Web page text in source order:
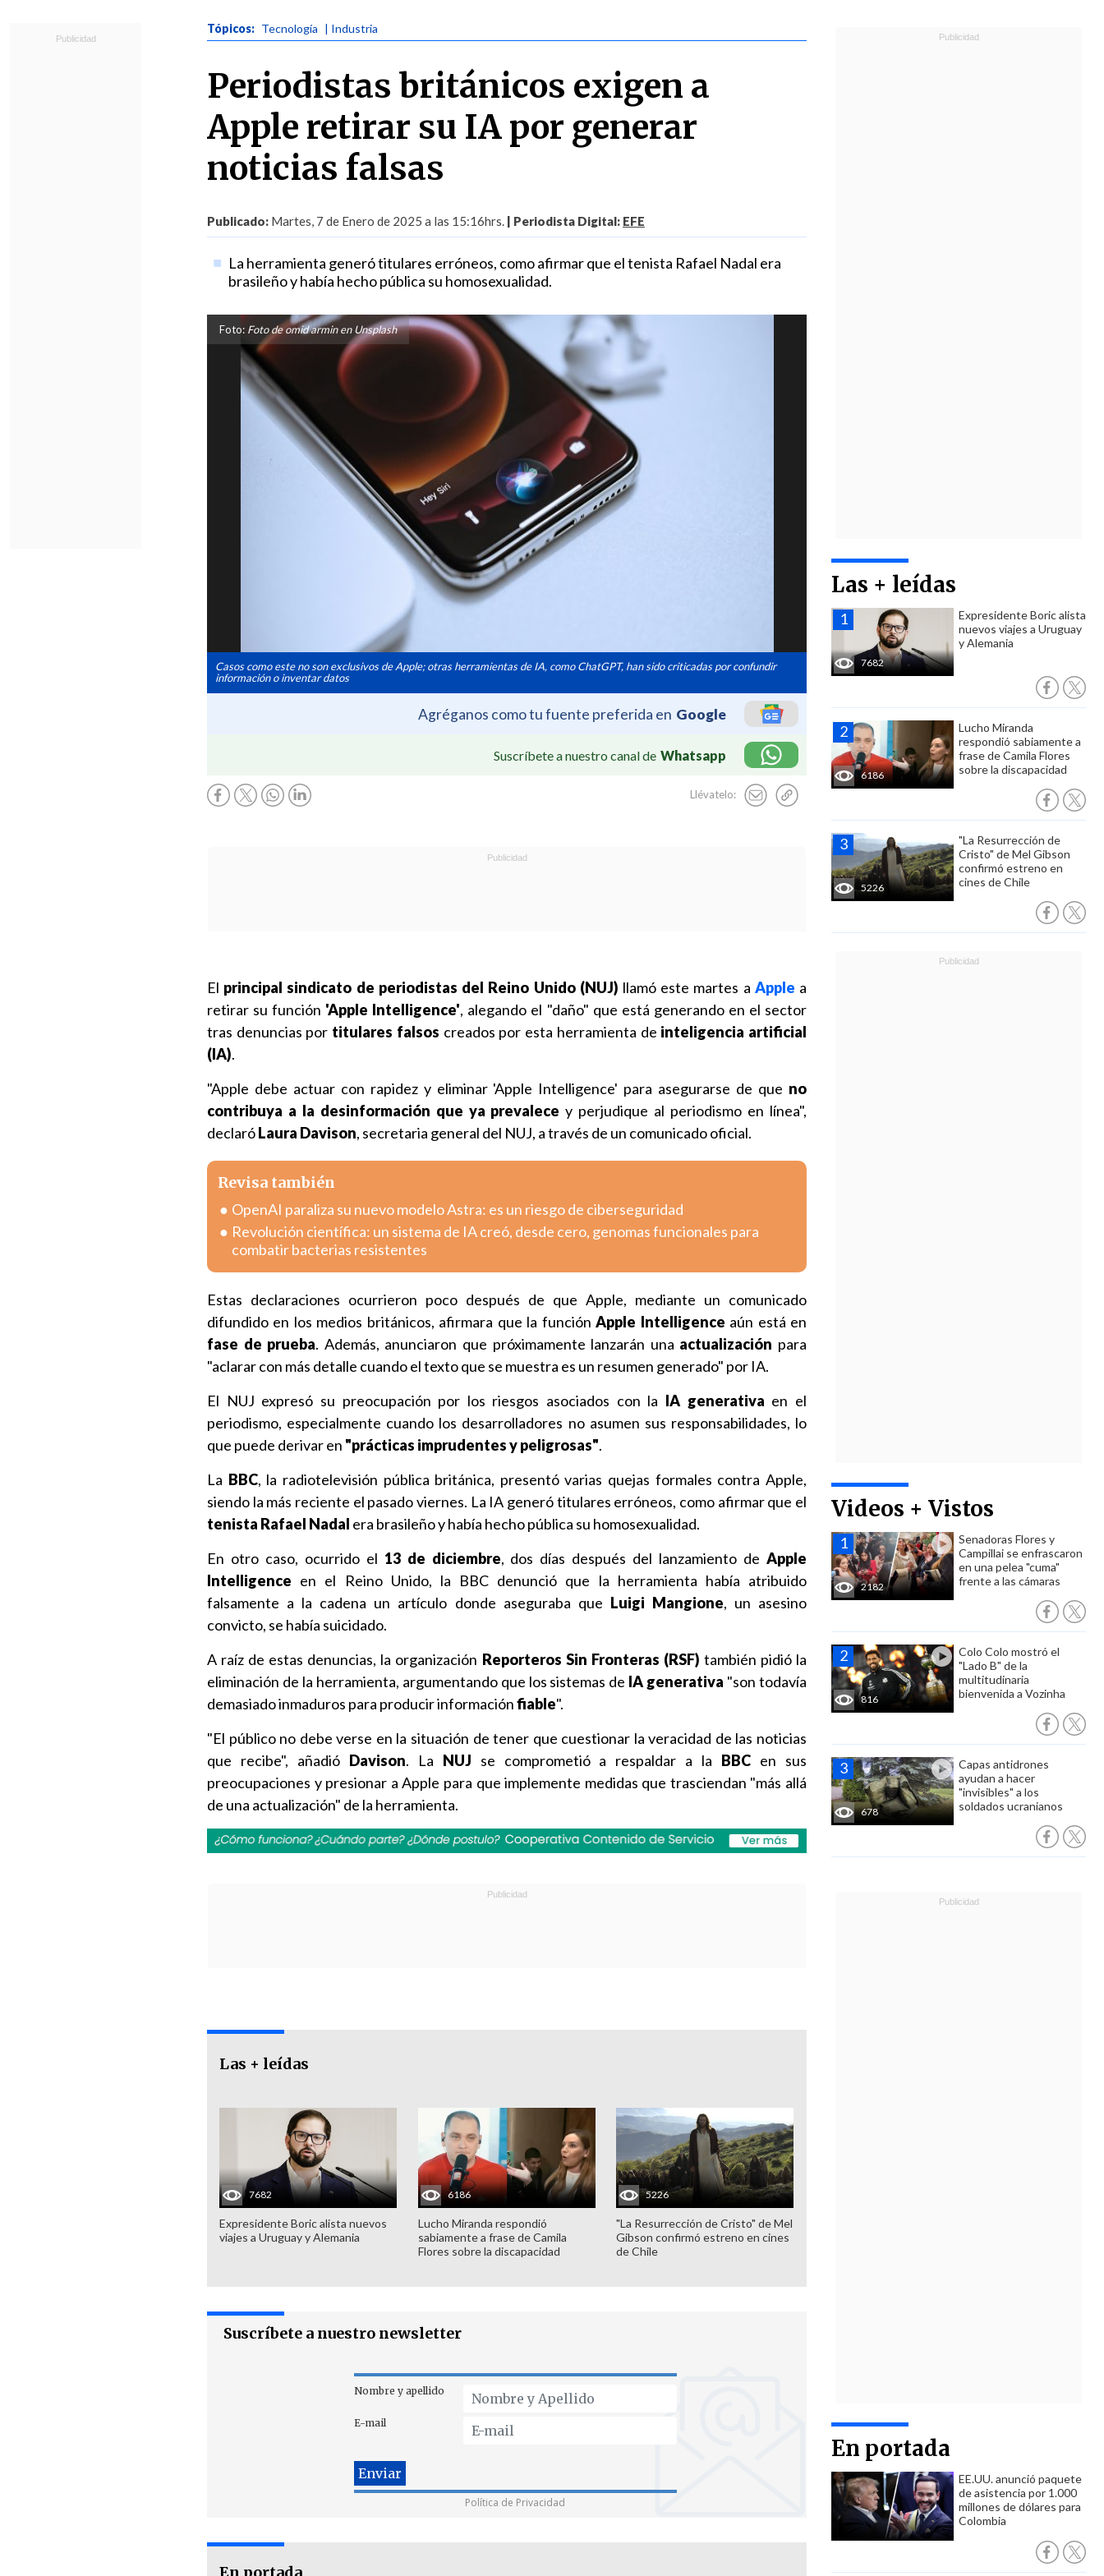
Tópicos: Tecnología | Industria
Periodistas británicos exigen a
Apple retirar su IA por generar
noticias falsas
Publicado: Martes, 7 de Enero de 2025 a las 15:16hrs. | Periodista Digital: EFE
La herramienta generó titulares erróneos, como afirmar que el tenista Rafael Nadal era
brasileño y había hecho pública su homosexualidad.
Foto: Foto de omid armin en Unsplash
Casos como este no son exclusivos de Apple; otras herramientas de IA, como ChatGPT, han sido criticadas por confundir
información o inventar datos
Agréganos como tu fuente preferida en Google
Suscríbete a nuestro canal de Whatsapp
Llévatelo:
Las + leídas
7682
Expresidente Boric alista
nuevos viajes a Uruguay
y Alemania
6186
Lucho Miranda
respondió sabiamente a
frase de Camila Flores
sobre la discapacidad
5226
"La Resurrección de
Cristo" de Mel Gibson
confirmó estreno en
cines de Chile
Videos + Vistos
2182
Senadoras Flores y
Campillai se enfrascaron
en una pelea "cuma"
frente a las cámaras
816
Colo Colo mostró el
"Lado B" de la
multitudinaria
bienvenida a Vozinha
678
Capas antidrones
ayudan a hacer
"invisibles" a los
soldados ucranianos
En portada
EE.UU. anunció paquete
de asistencia por 1.000
millones de dólares para
Colombia
El principal sindicato de periodistas del Reino Unido (NUJ) llamó este martes a Apple a
retirar su función 'Apple Intelligence', alegando el "daño" que está generando en el sector
tras denuncias por titulares falsos creados por esta herramienta de inteligencia artificial
(IA).
"Apple debe actuar con rapidez y eliminar 'Apple Intelligence' para asegurarse de que no
contribuya a la desinformación que ya prevalece y perjudique al periodismo en línea",
declaróLaura Davison, secretaria general del NUJ, a través de un comunicado oficial.
Revisa también
OpenAI paraliza su nuevo modelo Astra: es un riesgo de ciberseguridad
Revolución científica: un sistema de IA creó, desde cero, genomas funcionales para
combatir bacterias resistentes
Estas declaraciones ocurrieron poco después de que Apple, mediante un comunicado
difundido en los medios británicos, afirmara que la funciónApple Intelligence aún está en
fase de prueba. Además, anunciaron que próximamente lanzarán una actualización para
"aclarar con más detalle cuando el texto que se muestra es un resumen generado" por IA.
El NUJ expresó su preocupación por los riesgos asociados con la IA generativa en el
periodismo, especialmente cuando los desarrolladores no asumen sus responsabilidades, lo
que puede derivar en "prácticas imprudentes y peligrosas".
La BBC, la radiotelevisión pública británica, presentó varias quejas formales contra Apple,
siendo la más reciente el pasado viernes. La IA generó titulares erróneos, como afirmar que el
tenista Rafael Nadal era brasileño y había hecho pública su homosexualidad.
En otro caso, ocurrido el 13 de diciembre, dos días después del lanzamiento deApple
Intelligence en el Reino Unido, la BBC denunció que la herramienta había atribuido
falsamente a la cadena un artículo donde aseguraba que Luigi Mangione, un asesino
convicto, se había suicidado.
A raíz de estas denuncias, la organización Reporteros Sin Fronteras (RSF) también pidió la
eliminación de la herramienta, argumentando que los sistemas de IA generativa "son todavía
demasiado inmaduros para producir informaciónfiable".
"El público no debe verse en la situación de tener que cuestionar la veracidad de las noticias
que recibe", añadióDavison. La NUJ se comprometió a respaldar a la BBC en sus
preocupaciones y presionar a Apple para que implemente medidas que trasciendan "más allá
de una actualización" de la herramienta.
Las + leídas
7682
Expresidente Boric alista nuevos
viajes a Uruguay y Alemania
6186
Lucho Miranda respondió
sabiamente a frase de Camila
Flores sobre la discapacidad
5226
"La Resurrección de Cristo" de Mel
Gibson confirmó estreno en cines
de Chile
Suscríbete a nuestro newsletter
Nombre y apellido
E-mail
Política de Privacidad